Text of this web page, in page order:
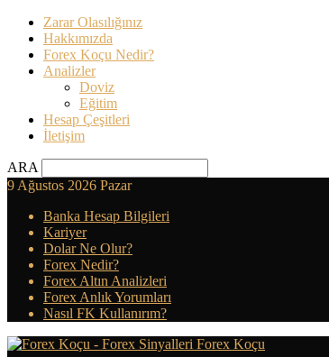
Zarar Olasılığınız
Hakkımızda
Forex Koçu Nedir?
Analizler
Doviz
Eğitim
Hesap Çeşitleri
İletişim
ARA
9 Ağustos 2026 Pazar
Banka Hesap Bilgileri
Kariyer
Dolar Ne Olur?
Forex Nedir?
Forex Altın Analizleri
Forex Anlık Yorumları
Nasıl FK Kullanırım?
Forex Koçu